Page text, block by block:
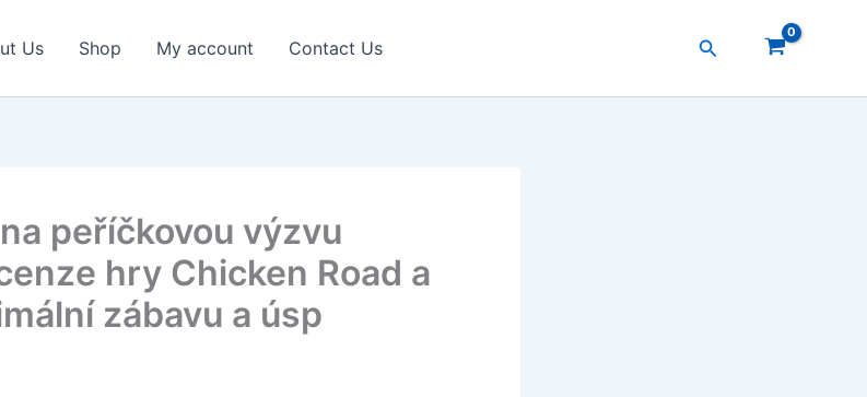
Us Shop My account Contact Us Search
peříčkovou výzvu
hry Chicken Road a
zábavu a úsp